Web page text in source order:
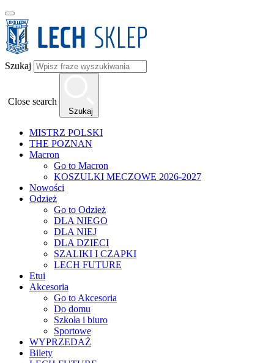
Szukaj
Close search
Szukaj
MISTRZ POLSKI
THE POZNAN
Macron
Go to Macron
KOSZULKI MECZOWE 2026-2027
Nowości
Odzież
Go to Odzież
DLA NIEGO
DLA NIEJ
DLA DZIECI
SZALIKI I CZAPKI
LECH FUTURE
Etui
Akcesoria
Go to Akcesoria
Do domu
Szkoła i biuro
Sportowe
WYPRZEDAŻ
Bilety